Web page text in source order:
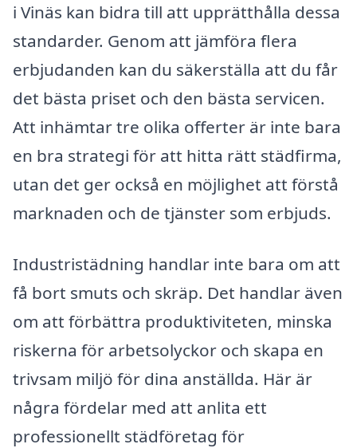
i Vinäs kan bidra till att upprätthålla dessa
standarder. Genom att jämföra flera
erbjudanden kan du säkerställa att du får
det bästa priset och den bästa servicen.
Att inhämtar tre olika offerter är inte bara
en bra strategi för att hitta rätt städfirma,
utan det ger också en möjlighet att förstå
marknaden och de tjänster som erbjuds.
Industristädning handlar inte bara om att
få bort smuts och skräp. Det handlar även
om att förbättra produktiviteten, minska
riskerna för arbetsolyckor och skapa en
trivsam miljö för dina anställda. Här är
några fördelar med att anlita ett
professionellt städföretag för